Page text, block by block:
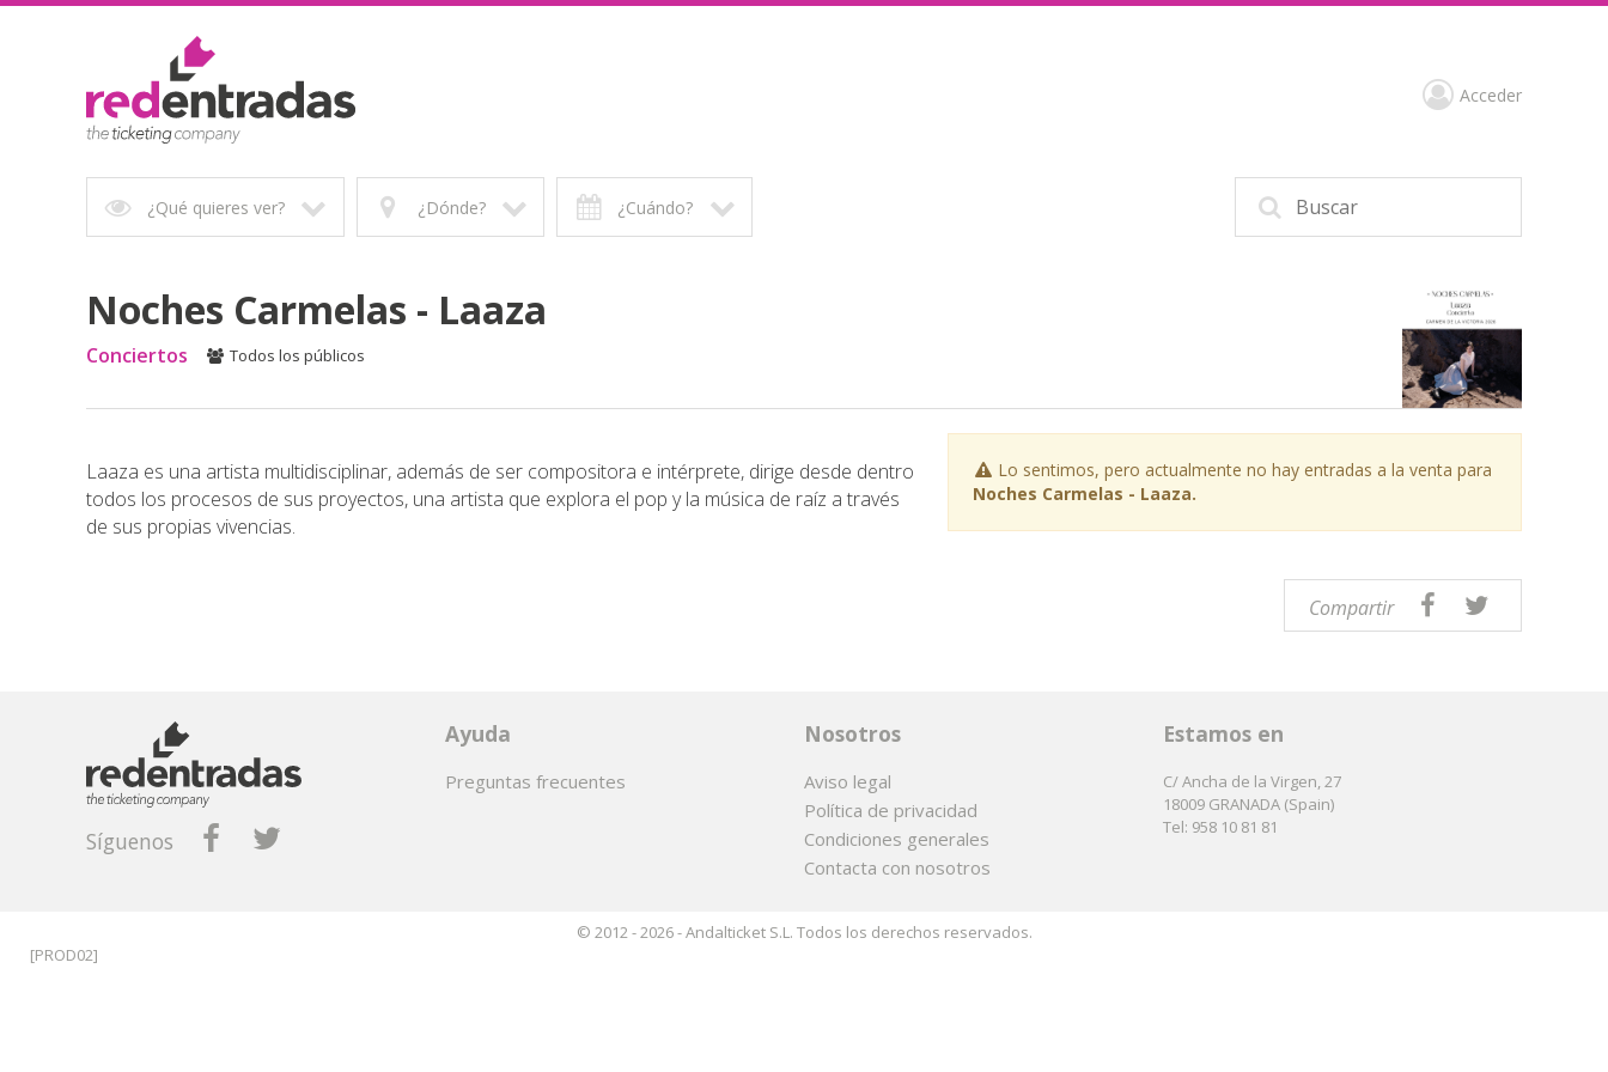
Acceder
¿Qué quieres ver? ¿Dónde? ¿Cuándo?
Noches Carmelas - Laaza
Conciertos Todos los públicos
Laaza es una artista multidisciplinar, además de ser compositora e intérprete, dirige desde dentro
todos los procesos de sus proyectos, una artista que explora el pop y la música de raíz a través
de sus propias vivencias.
Lo sentimos, pero actualmente no hay entradas a la venta para
Noches Carmelas - Laaza.
Compartir
Síguenos
Ayuda
Preguntas frecuentes
Nosotros
Aviso legal
Política de privacidad
Condiciones generales
Contacta con nosotros
Estamos en
C/ Ancha de la Virgen, 27
18009 GRANADA (Spain)
Tel: 958 10 81 81
© 2012 - 2026 - Andalticket S.L. Todos los derechos reservados.
[PROD02]